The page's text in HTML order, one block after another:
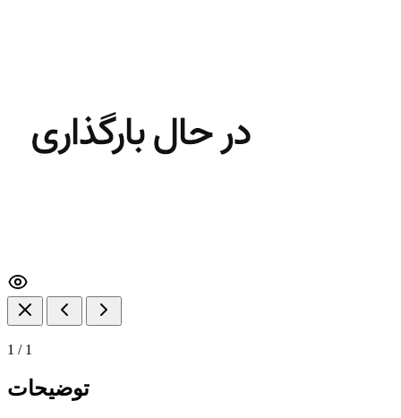
1 / 1
توضیحات